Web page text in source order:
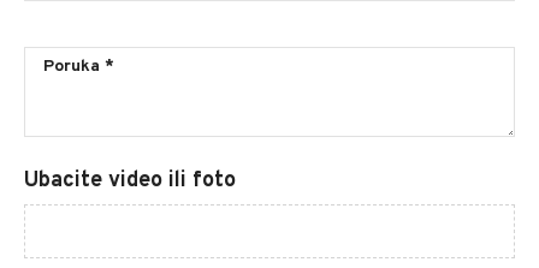
Ubacite video ili foto